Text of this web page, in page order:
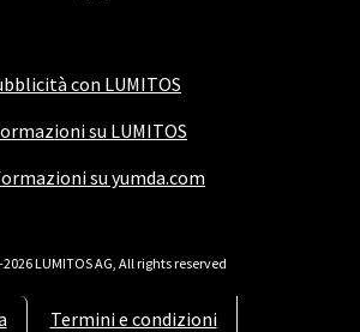
con LUMITOS
su LUMITOS
su yumda.com
Termini e condizioni
LUMITOS AG, All rights reserved